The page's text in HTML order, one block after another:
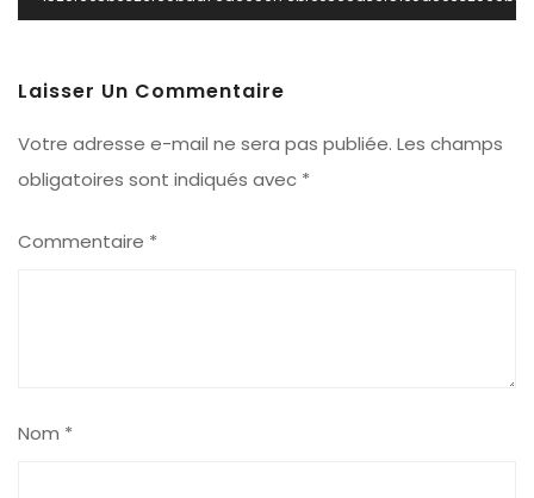
De
Laisser Un Commentaire
Votre adresse e-mail ne sera pas publiée. Les champs
obligatoires sont indiqués avec *
Commentaire *
Nom *